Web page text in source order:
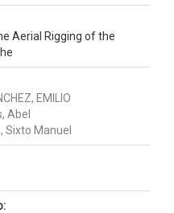
Aerial Rigging of the
EMILIO
Abel
Sixto Manuel